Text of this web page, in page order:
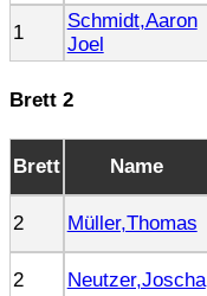
1
Schmidt,Aaron
Joel
Brett 2
Brett Name
2 Müller,Thomas
2 Neutzer,Joscha